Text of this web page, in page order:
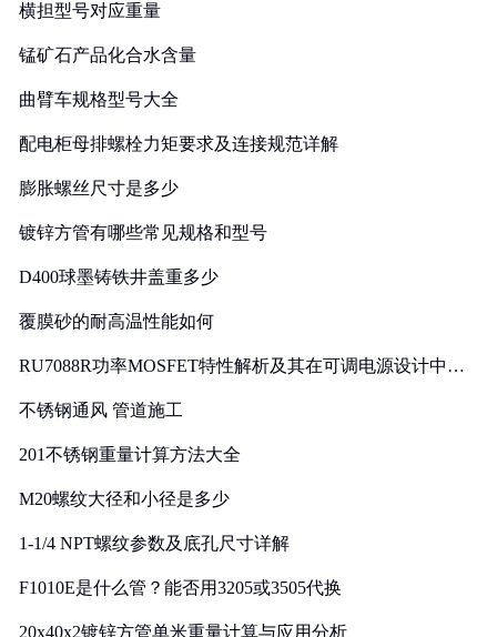
横担型号对应重量
锰矿石产品化合水含量
曲臂车规格型号大全
配电柜母排螺栓力矩要求及连接规范详解
膨胀螺丝尺寸是多少
镀锌方管有哪些常见规格和型号
D400球墨铸铁井盖重多少
覆膜砂的耐高温性能如何
RU7088R功率MOSFET特性解析及其在可调电源设计中的
不锈钢通风 管道施工
201不锈钢重量计算方法大全
M20螺纹大径和小径是多少
1-1/4 NPT螺纹参数及底孔尺寸详解
F1010E是什么管？能否用3205或3505代换
20x40x2镀锌方管单米重量计算与应用分析